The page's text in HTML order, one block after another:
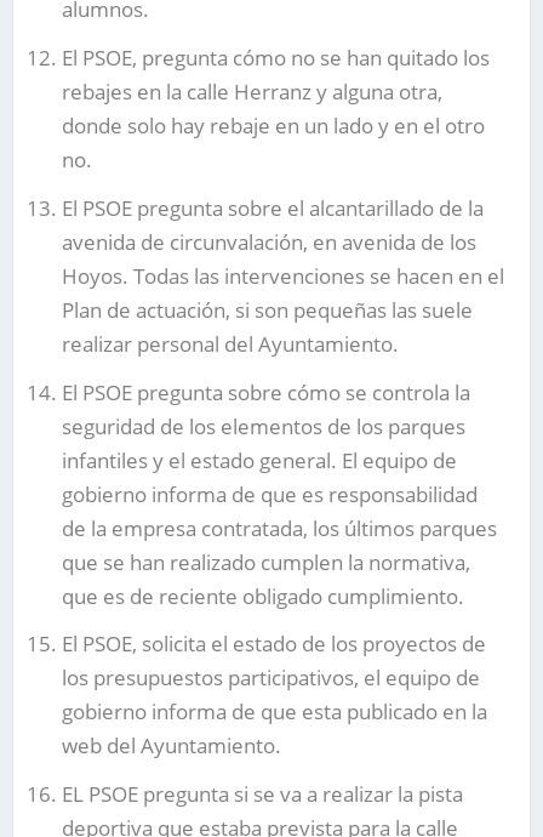
alumnos.
El PSOE, pregunta cómo no se han quitado los
rebajes en la calle Herranz y alguna otra,
donde solo hay rebaje en un lado y en el otro
no.
El PSOE pregunta sobre el alcantarillado de la
avenida de circunvalación, en avenida de los
Hoyos. Todas las intervenciones se hacen en el
Plan de actuación, si son pequeñas las suele
realizar personal del Ayuntamiento.
El PSOE pregunta sobre cómo se controla la
seguridad de los elementos de los parques
infantiles y el estado general. El equipo de
gobierno informa de que es responsabilidad
de la empresa contratada, los últimos parques
que se han realizado cumplen la normativa,
que es de reciente obligado cumplimiento.
El PSOE, solicita el estado de los proyectos de
los presupuestos participativos, el equipo de
gobierno informa de que esta publicado en la
web del Ayuntamiento.
EL PSOE pregunta si se va a realizar la pista
deportiva que estaba prevista para la calle